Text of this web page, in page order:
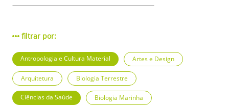
filtrar por:
Antropologia e Cultura Material Artes e Design
Arquitetura Biologia Terrestre
Ciências da Saúde Biologia Marinha